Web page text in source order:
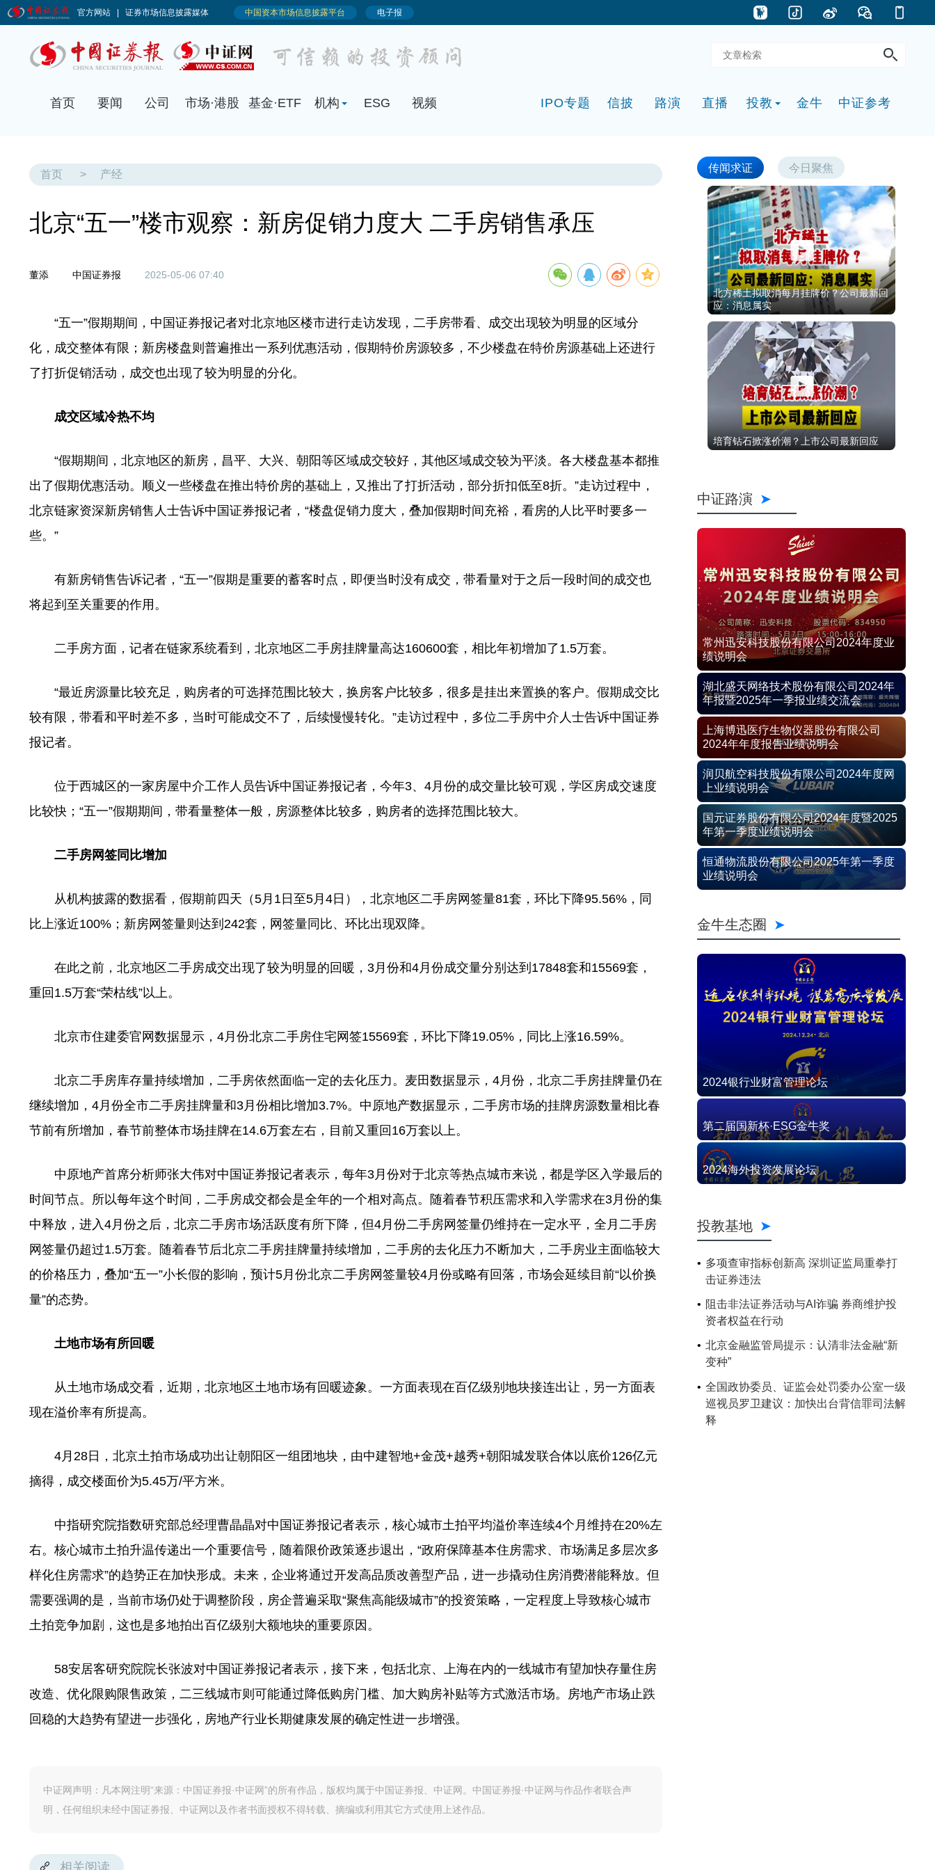
首页 要闻 公司 市场·港股 基金·ETF 机构 ESG 视频 IPO专题 信披 路演 直播 投教 金牛 中证参考
首页 > 产经
北京“五一”楼市观察：新房促销力度大 二手房销售承压
董添 中国证券报 2025-05-06 07:40
“五一”假期期间，中国证券报记者对北京地区楼市进行走访发现，二手房带看、成交出现较为明显的区域分
化，成交整体有限；新房楼盘则普遍推出一系列优惠活动，假期特价房源较多，不少楼盘在特价房源基础上还进行
了打折促销活动，成交也出现了较为明显的分化。
成交区域冷热不均
“假期期间，北京地区的新房，昌平、大兴、朝阳等区域成交较好，其他区域成交较为平淡。各大楼盘基本都推
出了假期优惠活动。顺义一些楼盘在推出特价房的基础上，又推出了打折活动，部分折扣低至8折。”走访过程中，
北京链家资深新房销售人士告诉中国证券报记者，“楼盘促销力度大，叠加假期时间充裕，看房的人比平时要多一
些。”
有新房销售告诉记者，“五一”假期是重要的蓄客时点，即便当时没有成交，带看量对于之后一段时间的成交也
将起到至关重要的作用。
二手房方面，记者在链家系统看到，北京地区二手房挂牌量高达160600套，相比年初增加了1.5万套。
“最近房源量比较充足，购房者的可选择范围比较大，换房客户比较多，很多是挂出来置换的客户。假期成交比
较有限，带看和平时差不多，当时可能成交不了，后续慢慢转化。”走访过程中，多位二手房中介人士告诉中国证券
报记者。
位于西城区的一家房屋中介工作人员告诉中国证券报记者，今年3、4月份的成交量比较可观，学区房成交速度
比较快；“五一”假期期间，带看量整体一般，房源整体比较多，购房者的选择范围比较大。
二手房网签同比增加
从机构披露的数据看，假期前四天（5月1日至5月4日），北京地区二手房网签量81套，环比下降95.56%，同
比上涨近100%；新房网签量则达到242套，网签量同比、环比出现双降。
在此之前，北京地区二手房成交出现了较为明显的回暖，3月份和4月份成交量分别达到17848套和15569套，
重回1.5万套“荣枯线”以上。
北京市住建委官网数据显示，4月份北京二手房住宅网签15569套，环比下降19.05%，同比上涨16.59%。
北京二手房库存量持续增加，二手房依然面临一定的去化压力。麦田数据显示，4月份，北京二手房挂牌量仍在
继续增加，4月份全市二手房挂牌量和3月份相比增加3.7%。中原地产数据显示，二手房市场的挂牌房源数量相比春
节前有所增加，春节前整体市场挂牌在14.6万套左右，目前又重回16万套以上。
中原地产首席分析师张大伟对中国证券报记者表示，每年3月份对于北京等热点城市来说，都是学区入学最后的
时间节点。所以每年这个时间，二手房成交都会是全年的一个相对高点。随着春节积压需求和入学需求在3月份的集
中释放，进入4月份之后，北京二手房市场活跃度有所下降，但4月份二手房网签量仍维持在一定水平，全月二手房
网签量仍超过1.5万套。随着春节后北京二手房挂牌量持续增加，二手房的去化压力不断加大，二手房业主面临较大
的价格压力，叠加“五一”小长假的影响，预计5月份北京二手房网签量较4月份或略有回落，市场会延续目前“以价换
量”的态势。
土地市场有所回暖
从土地市场成交看，近期，北京地区土地市场有回暖迹象。一方面表现在百亿级别地块接连出让，另一方面表
现在溢价率有所提高。
4月28日，北京土拍市场成功出让朝阳区一组团地块，由中建智地+金茂+越秀+朝阳城发联合体以底价126亿元
摘得，成交楼面价为5.45万/平方米。
中指研究院指数研究部总经理曹晶晶对中国证券报记者表示，核心城市土拍平均溢价率连续4个月维持在20%左
右。核心城市土拍升温传递出一个重要信号，随着限价政策逐步退出，“政府保障基本住房需求、市场满足多层次多
样化住房需求”的趋势正在加快形成。未来，企业将通过开发高品质改善型产品，进一步撬动住房消费潜能释放。但
需要强调的是，当前市场仍处于调整阶段，房企普遍采取“聚焦高能级城市”的投资策略，一定程度上导致核心城市
土拍竞争加剧，这也是多地拍出百亿级别大额地块的重要原因。
58安居客研究院院长张波对中国证券报记者表示，接下来，包括北京、上海在内的一线城市有望加快存量住房
改造、优化限购限售政策，二三线城市则可能通过降低购房门槛、加大购房补贴等方式激活市场。房地产市场止跌
回稳的大趋势有望进一步强化，房地产行业长期健康发展的确定性进一步增强。
中证网声明：凡本网注明“来源：中国证券报·中证网”的所有作品，版权均属于中国证券报、中证网。中国证券报·中证网与作品作者联合声
明，任何组织未经中国证券报、中证网以及作者书面授权不得转载、摘编或利用其它方式使用上述作品。
相关阅读
传闻求证 今日聚焦
北方稀土拟取消每月挂牌价？公司最新回
应：消息属实
培育钻石掀涨价潮？上市公司最新回应
中证路演
常州迅安科技股份有限公司2024年度业
绩说明会
湖北盛天网络技术股份有限公司2024年
年报暨2025年一季报业绩交流会
上海博迅医疗生物仪器股份有限公司
2024年年度报告业绩说明会
润贝航空科技股份有限公司2024年度网
上业绩说明会
国元证券股份有限公司2024年度暨2025
年第一季度业绩说明会
恒通物流股份有限公司2025年第一季度
业绩说明会
金牛生态圈
2024银行业财富管理论坛
第二届国新杯·ESG金牛奖
2024海外投资发展论坛
投教基地
多项查审指标创新高 深圳证监局重拳打
击证券违法
阻击非法证券活动与AI诈骗 券商维护投
资者权益在行动
北京金融监管局提示：认清非法金融“新
变种”
全国政协委员、证监会处罚委办公室一级
巡视员罗卫建议：加快出台背信罪司法解
释